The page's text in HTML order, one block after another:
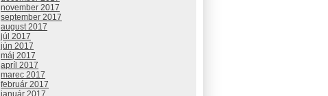
november 2017
september 2017
august 2017
júl 2017
jún 2017
máj 2017
apríl 2017
marec 2017
február 2017
január 2017